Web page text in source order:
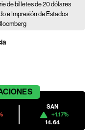
de billetes de 20 dólares
e Impresión de Estados
SAN
+1.17%
14.64